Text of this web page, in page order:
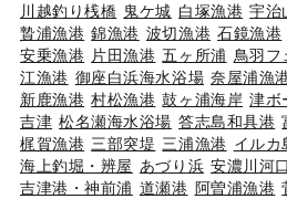
川越釣り桟橋 鬼ケ城 白塚漁港 宇治
贄浦漁港 錦漁港 波切漁港 石鏡漁港
安乗漁港 片田漁港 五ヶ所浦 鳥羽フ
江漁港 御座白浜海水浴場 奈屋浦漁
新鹿漁港 村松漁港 鼓ヶ浦海岸 津ボ
吉津 松名瀬海水浴場 答志島和具港
梶賀漁港 三部突堤 三浦漁港 イルカ
海上釣堀・辨屋 あづり浜 安濃川河口
吉津港・神前浦 道瀬港 阿曽浦漁港